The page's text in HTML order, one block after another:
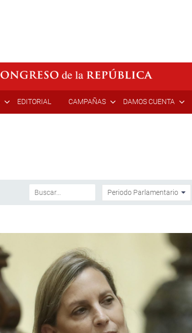
EDITORIAL CAMPAÑAS DAMOS CUENTA